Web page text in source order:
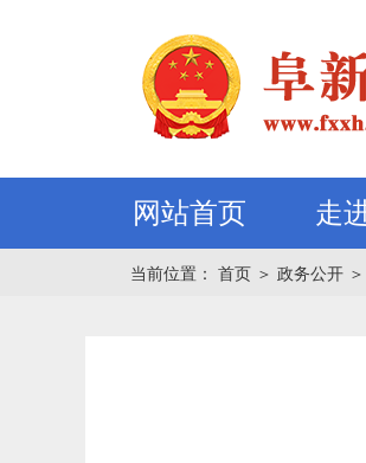
网站首页 走
当前位置： 首页 ＞ 政务公开 ＞